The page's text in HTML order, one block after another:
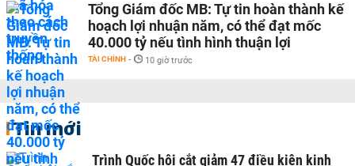
Tổng Giám đốc MB: Tự tin hoàn thành kế
hoạch lợi nhuận năm, có thể đạt mốc
40.000 tỷ nếu tình hình thuận lợi
TÀI CHÍNH - 10 giờ trước
Tin mới
Trình Quốc hội cắt giảm 47 điều kiện kinh